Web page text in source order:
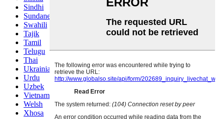
Sindhi
Sundanese
Swahili
Tajik
Tamil
Telugu
Thai
Ukrainian
Urdu
Uzbek
Vietnamese
Welsh
Xhosa